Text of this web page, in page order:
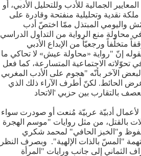
الجمالية للأدب وللتحليل الأدبي، أو
نقدية وتحليلية منفتحة وقادرة على
واليومي المبتذل ممّا اختصّ أدب
منع الرواية من التداول الدراسي
متخلّفاً ورجعيّاً من الإبداع الأدبي
بقوله إنّ "رواية «محاولة عيش» لا تحاكي ما
الاجتماعية المتسارعة، كما فعل
الآخر بأنّه "هجوم على الأدب المغربي
الحائط. لكنّ أطرف الآراء ذلك الذي
بالتقارب بين حزبي 'الاتحاد
لأعمال أدبيّة عربيّة مُنعت أو صودرت سواء
بالقتل، من مثل روايات "موسم الهجرة
و"الخبز الحافي" لمحمد شكري
"المسّ بالذات الإلهية". وبصرف النظر
إلى جانب ورايات "المرأة